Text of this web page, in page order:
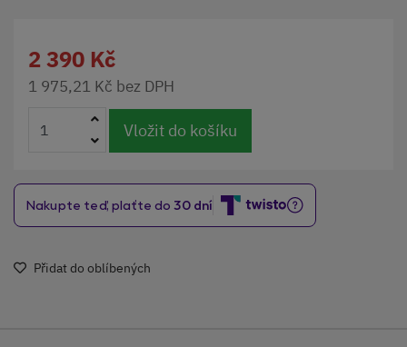
2 390 Kč
1 975,21 Kč bez DPH
Vložit do košíku
Přidat do oblíbených